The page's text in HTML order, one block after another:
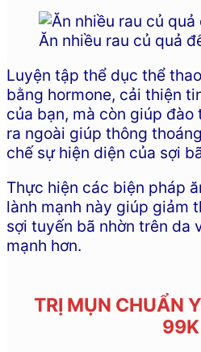
Ăn nhiều rau củ quả
Luyện tập thể dục thể
bằng hormone, cải thiện
của bạn, mà còn giúp
ra ngoài giúp thông
chế sự hiện diện của sợi
Thực hiện các biện pháp
lành mạnh này giúp giảm
sợi tuyến bã nhờn trên da
mạnh hơn.
TRỊ MỤN CHUẨN
99K